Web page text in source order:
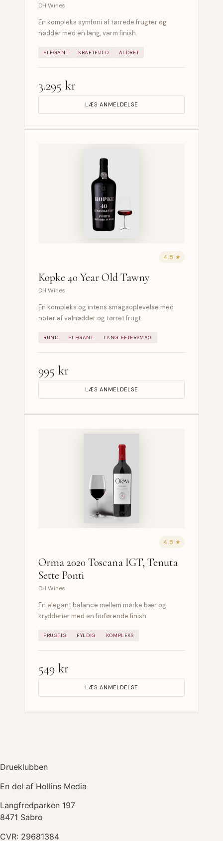
DH Wines
En kompleks symfoni af tørrede frugter og
nødder med en lang, varm finish.
ELEGANT KRAFTFULD ALDRET
3.295 kr
LÆS ANMELDELSE
4.5 ★
Kopke 40 Year Old Tawny
DH Wines
En kompleks og intens smagsoplevelse med
noter af valnødder og tørret frugt.
RUND ELEGANT LANG EFTERSMAG
995 kr
LÆS ANMELDELSE
4.5 ★
Orma 2020 Toscana IGT, Tenuta
Sette Ponti
DH Wines
En elegant balance mellem mørke bær og
krydderier med en forførende finish.
FRUGTIG FYLDIG KOMPLEKS
549 kr
LÆS ANMELDELSE
Drueklubben
En del af Hollins Media
Langfredparken 197
8471 Sabro
CVR: 29681384